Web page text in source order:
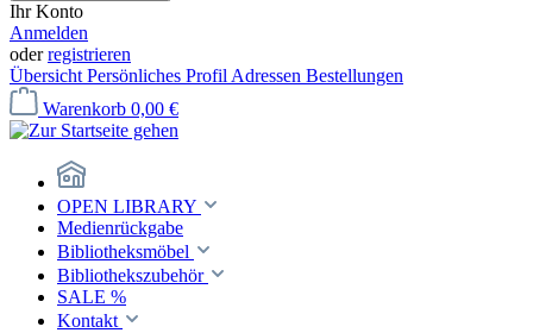
Ihr Konto
Anmelden
oderregistrieren
Übersicht Persönliches Profil Adressen Bestellungen
Warenkorb 0,00 €
OPEN LIBRARY
Medienrückgabe
Bibliotheksmöbel
Bibliothekszubehör
SALE %
Kontakt